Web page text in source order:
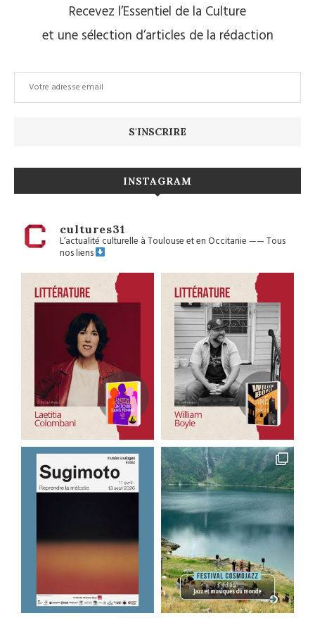
Recevez l’Essentiel de la Culture
et une sélection d’articles de la rédaction
INSTAGRAM
cultures31
L’actualité culturelle à Toulouse et en Occitanie——Tous
nos liens